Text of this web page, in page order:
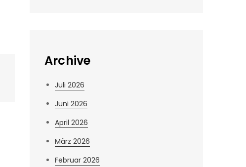
Archive
Juli 2026
Juni 2026
April 2026
März 2026
Februar 2026